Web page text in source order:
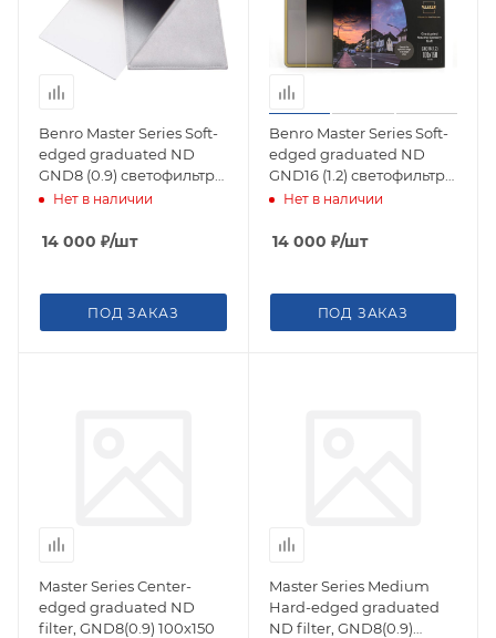
Benro Master Series Soft-
edged graduated ND
GND8 (0.9) светофильтр
градиентный 100х150 мм
Нет в наличии
14 000 ₽/шт
ПОД ЗАКАЗ
Benro Master Series Soft-
edged graduated ND
GND16 (1.2) светофильтр
градиентный 100х150 мм
Нет в наличии
14 000 ₽/шт
ПОД ЗАКАЗ
Master Series Center-
edged graduated ND
filter, GND8(0.9) 100х150
Master Series Medium
Hard-edged graduated
ND filter, GND8(0.9)